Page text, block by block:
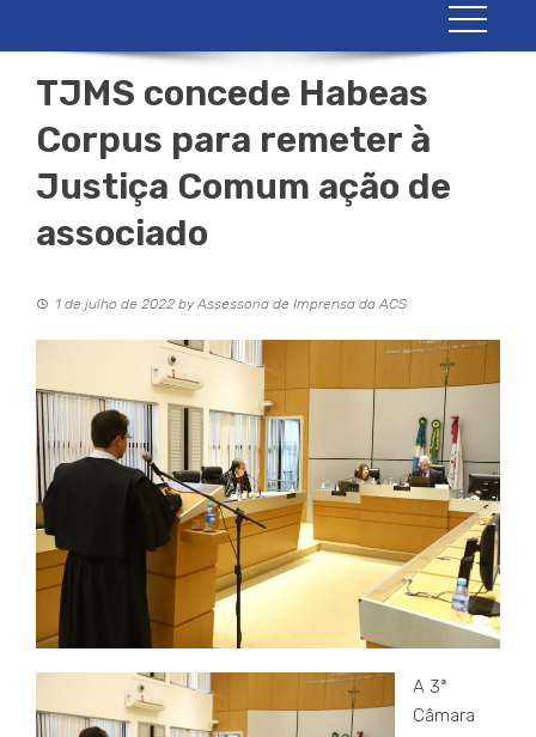
TJMS concede Habeas
Corpus para remeter à
Justiça Comum ação de
associado
1 de julho de 2022 byAssessoria de Imprensa da ACS
A 3ª
Câmara